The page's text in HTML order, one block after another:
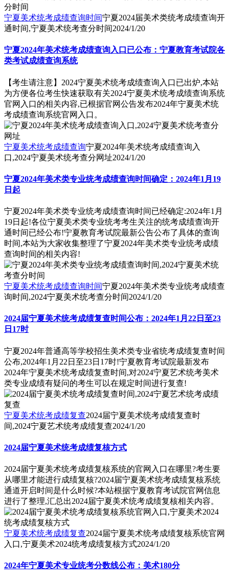
宁夏美术统考成绩查询时间宁夏2024届美术类统考成绩查询开
通时间,宁夏美术统考查分时间2024/1/20
宁夏2024年美术统考成绩查询入口已公布：宁夏教育考试院各
类考试成绩查询系统
【考生请注意】2024宁夏美术统考成绩查询入口已出炉,本站
为方便各位考生快速获取有关2024宁夏美术统考成绩查询系统
官网入口的相关内容,已根据官网公告发布2024年宁夏美术统
考成绩查询系统官网入口。
宁夏美术统考成绩查询宁夏2024年美术统考成绩查询入
口,2024宁夏美术统考查分网址2024/1/20
宁夏2024年美术类专业统考成绩查询时间确定：2024年1月19
日起
宁夏2024年美术类专业统考成绩查询时间已经确定:2024年1月
19日起!各位宁夏美术类专业统考考生关注的统考成绩查询开
通时间已经公布!宁夏教育考试院最新公告公布了具体的查询
时间,本站为大家收集整理了宁夏2024年美术类专业统考成绩
查询时间的相关内容!
宁夏美术统考成绩查询时间宁夏2024年美术类专业统考成绩查
询时间,2024宁夏美术统考查分时间2024/1/20
2024届宁夏美术统考成绩复查时间公布：2024年1月22日至23
日17时
宁夏2024年普通高等学校招生美术类专业省统考成绩复查时间
公布,2024年1月22日至23日17时!宁夏教育考试院最新发布
2024年宁夏美术统考成绩复查时间,对2024宁夏艺术统考美术
类专业成绩有疑问的考生可以在规定时间进行复查!
宁夏美术统考成绩复查2024届宁夏美术统考成绩复查时
间,2024宁夏艺术统考成绩复查2024/1/20
2024届宁夏美术统考成绩复核方式
2024届宁夏美术统考成绩复核系统的官网入口在哪里?考生要
从哪里才能进行成绩复核?2024届宁夏美术统考成绩复核系统
通道开启时间是什么时候?本站根据宁夏教育考试院官网信息
进行了整理,汇总出2024届宁夏美术统考成绩复核相关内容。
宁夏美术统考成绩复查2024届宁夏美术统考成绩复核系统官网
入口,宁夏美术2024统考成绩复核方式2024/1/20
2024年宁夏美术专业统考分数线公布：美术180分